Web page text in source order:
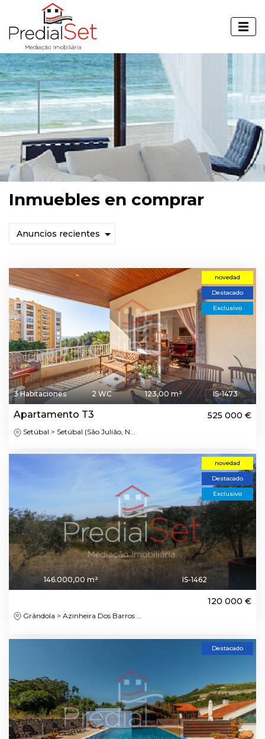
Inmuebles en comprar
novedad
Destacado
Exclusivo
3 Habitaciones 2 WC 123,00 m² IS-1473
Apartamento T3 525 000 €
Setúbal > Setúbal (São Julião, N...
novedad
Destacado
Exclusivo
146.000,00 m² IS-1462
120 000 €
Grândola > Azinheira Dos Barros ...
Destacado